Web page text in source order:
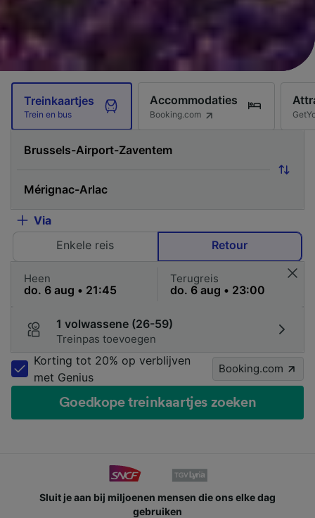
Treinkaartjes
Trein en bus
Accommodaties
Booking.com
Via
Enkele reis
Retour
Heen Terugreis
1 volwassene (26-59)
Treinpas toevoegen
Korting tot 20% op verblijven
met Genius
Booking.com
Goedkope treinkaartjes zoeken
Sluit je aan bij miljoenen mensen die ons elke dag
gebruiken